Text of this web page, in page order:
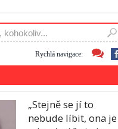
Rychlá navigace:
„Stejně se jí to
nebude líbit, ona je